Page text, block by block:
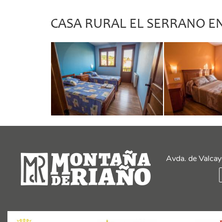
CASA RURAL EL SERRANO
Avda. de